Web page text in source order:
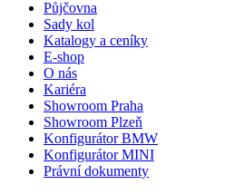
Půjčovna
Sady kol
Katalogy a ceníky
E-shop
O nás
Kariéra
Showroom Praha
Showroom Plzeň
Konfigurátor BMW
Konfigurátor MINI
Právní dokumenty